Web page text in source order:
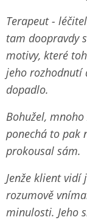
Terapeut -
tam doopravdy
motivy, které
jeho rozhodnutí
dopadlo.
Bohužel,
ponechá to pak
prokousal sám.
Jenže klient vidí
rozumově
minulosti. Jeho